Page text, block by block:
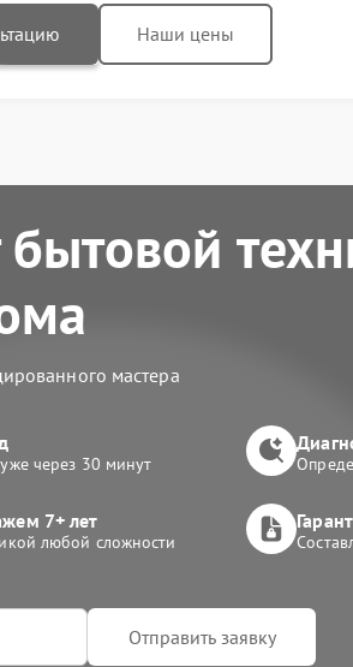
Наши цены
мастера
через 30 минут
7+ лет
любой сложности
Отправить заявку